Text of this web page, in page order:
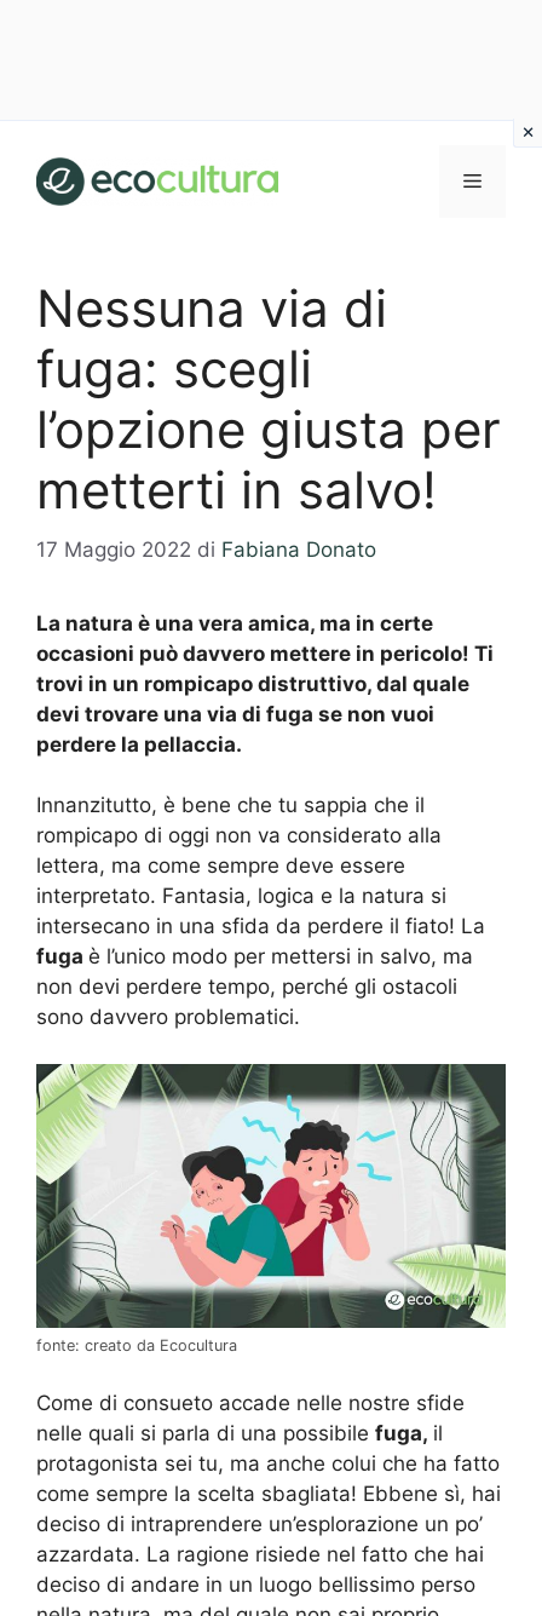
contenuto
MENU
Nessuna via di
fuga: scegli
l’opzione giusta per
metterti in salvo!
17 Maggio 2022 di Fabiana Donato
La natura è una vera amica, ma in certe
occasioni può davvero mettere in pericolo! Ti
trovi in un rompicapo distruttivo, dal quale
devi trovare una via di fuga se non vuoi
perdere la pellaccia.
Innanzitutto, è bene che tu sappia che il
rompicapo di oggi non va considerato alla
lettera, ma come sempre deve essere
interpretato. Fantasia, logica e la natura si
intersecano in una sfida da perdere il fiato! La
fuga è l’unico modo per mettersi in salvo, ma
non devi perdere tempo, perché gli ostacoli
sono davvero problematici.
fonte: creato da Ecocultura
Come di consueto accade nelle nostre sfide
nelle quali si parla di una possibile fuga, il
protagonista sei tu, ma anche colui che ha fatto
come sempre la scelta sbagliata! Ebbene sì, hai
deciso di intraprendere un’esplorazione un po’
azzardata. La ragione risiede nel fatto che hai
deciso di andare in un luogo bellissimo perso